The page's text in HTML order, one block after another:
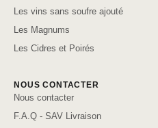
Les vins sans soufre ajouté
Les Magnums
Les Cidres et Poirés
NOUS CONTACTER
Nous contacter
F.A.Q - SAV Livraison